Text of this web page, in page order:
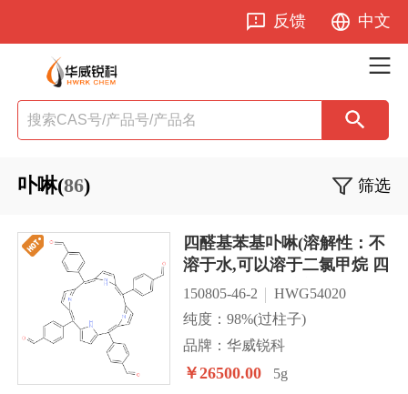
反馈 中文
卟啉(86) 筛选
四醛基苯基卟啉(溶解性：不
溶于水,可以溶于二氯甲烷 四
氢呋喃 甲苯等溶剂)
150805-46-2
HWG54020
纯度：98%(过柱子)
品牌：华威锐科
￥26500.00 5g